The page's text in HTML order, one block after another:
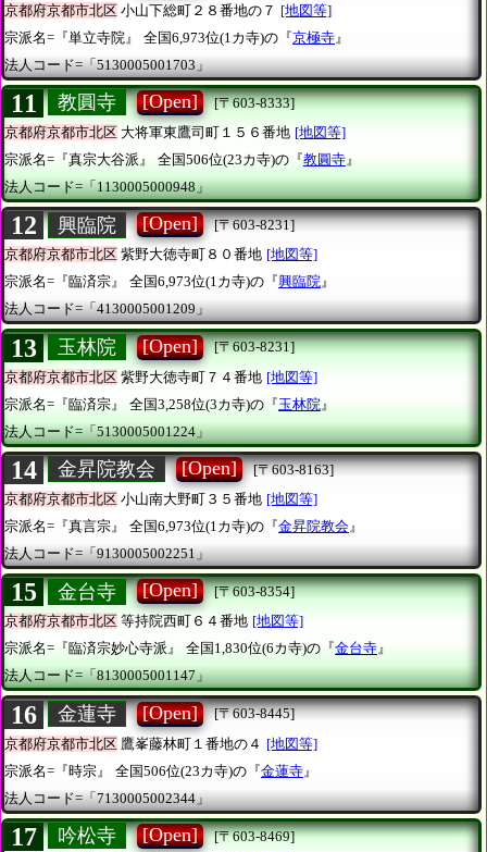
京都府京都市北区 小山下総町２８番地の７ [地図等]
宗派名=『単立寺院』
全国6,973位(1カ寺)の『京極寺 』
法人コード=「5130005001703」
11 教圓寺 [Open]
[〒603-8333]
京都府京都市北区 大将軍東鷹司町１５６番地 [地図等]
宗派名=『真宗大谷派』
全国506位(23カ寺)の『教圓寺 』
法人コード=「1130005000948」
12 興臨院 [Open]
[〒603-8231]
京都府京都市北区 紫野大徳寺町８０番地 [地図等]
宗派名=『臨済宗』
全国6,973位(1カ寺)の『興臨院』
法人コード=「4130005001209」
13 玉林院 [Open]
[〒603-8231]
京都府京都市北区 紫野大徳寺町７４番地 [地図等]
宗派名=『臨済宗』
全国3,258位(3カ寺)の『玉林院 』
法人コード=「5130005001224」
14 金昇院教会 [Open]
[〒603-8163]
京都府京都市北区 小山南大野町３５番地 [地図等]
宗派名=『真言宗』
全国6,973位(1カ寺)の『金昇院教会 』
法人コード=「9130005002251」
15 金台寺 [Open]
[〒603-8354]
京都府京都市北区 等持院西町６４番地 [地図等]
宗派名=『臨済宗妙心寺派』
全国1,830位(6カ寺)の『金台寺』
法人コード=「8130005001147」
16 金蓮寺 [Open]
[〒603-8445]
京都府京都市北区 鷹峯藤林町１番地の４ [地図等]
宗派名=『時宗』
全国506位(23カ寺)の『金蓮寺 』
法人コード=「7130005002344」
17 吟松寺 [Open]
[〒603-8469]